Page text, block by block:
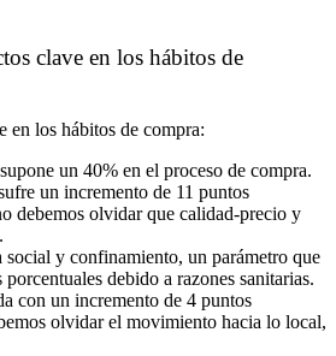
clave en los hábitos de
en los hábitos de compra:
un 40% en el proceso de compra.
un incremento de 11 puntos
debemos olvidar que calidad-precio y
y confinamiento, un parámetro que
debido a razones sanitarias.
con un incremento de 4 puntos
olvidar el movimiento hacia lo local,